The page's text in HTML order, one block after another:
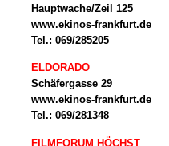
Hauptwache/Zeil 125
www.ekinos-frankfurt.de
Tel.: 069/285205
ELDORADO
Schäfergasse 29
www.ekinos-frankfurt.de
Tel.: 069/281348
FILMFORUM HÖCHST